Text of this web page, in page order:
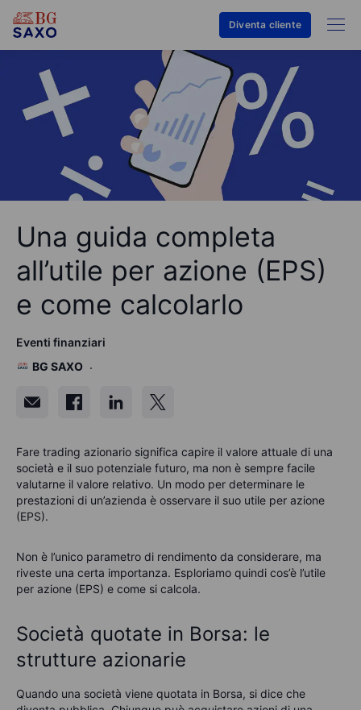
Diventa cliente
Una guida completa
all’utile per azione (EPS)
e come calcolarlo
Eventi finanziari
BG SAXO
Fare trading azionario significa capire il valore attuale di una
società e il suo potenziale futuro, ma non è sempre facile
valutarne il valore relativo. Un modo per determinare le
prestazioni di un’azienda è osservare il suo utile per azione
(EPS).
Non è l’unico parametro di rendimento da considerare, ma
riveste una certa importanza. Esploriamo quindi cos’è l’utile
per azione (EPS) e come si calcola.
Società quotate in Borsa: le
strutture azionarie
Quando una società viene quotata in Borsa, si dice che